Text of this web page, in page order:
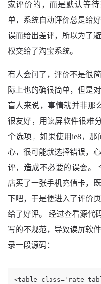
家评价的，而是默认等
单，系统自动评价总是给
误而给出差评，所以为了
权交给了淘宝系统。
有人会问了，评价不是很
际上也的确很简单，但是
盲人来说，事情就并非那
很友好，用读屏软件很难
个选项，如果使用ie8，
心，很可能就选择错误，
评，造成不必要的误会。
店买了一张手机充值卡，
下吧，于是便进入了评价
给了好评。 经过查看源代
写的不规范，导致读屏软
录一段源码：
<table class="rate-